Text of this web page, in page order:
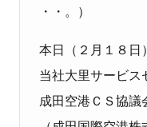
・・。）
本日（２月１８日）
当社大里サービス
成田空港ＣＳ協議